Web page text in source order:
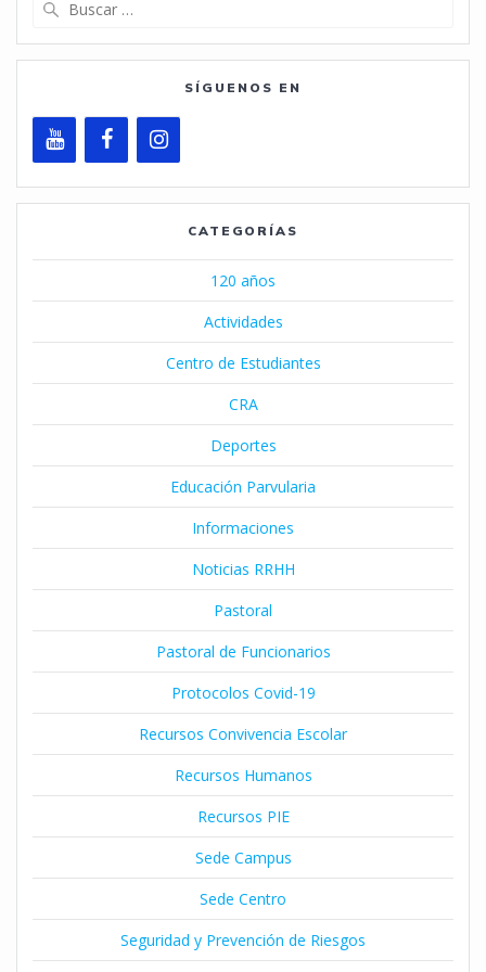
SÍGUENOS EN
CATEGORÍAS
120 años
Actividades
Centro de Estudiantes
CRA
Deportes
Educación Parvularia
Informaciones
Noticias RRHH
Pastoral
Pastoral de Funcionarios
Protocolos Covid-19
Recursos Convivencia Escolar
Recursos Humanos
Recursos PIE
Sede Campus
Sede Centro
Seguridad y Prevención de Riesgos